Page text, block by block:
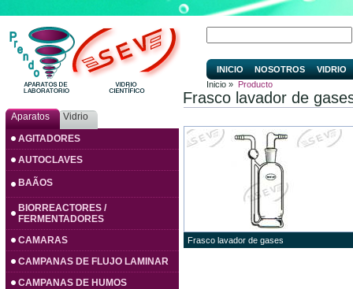
Aparatos
Vidrio
AGITADORES
AUTOCLAVES
BAÃOS
BIORREACTORES /
FERMENTADORES
CAMARAS
CAMPANAS DE FLUJO LAMINAR
CAMPANAS DE HUMOS
INICIO NOSOTROS
VIDRIO
Inicio » Producto
Frasco lavador de
Frasco lavador de gases